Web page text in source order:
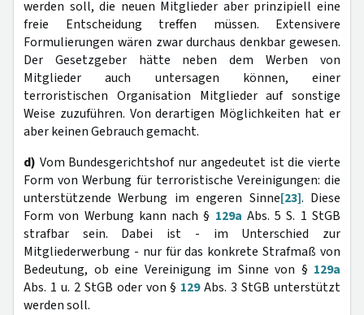
werden soll, die neuen Mitglieder aber prinzipiell eine
freie Entscheidung treffen müssen. Extensivere
Formulierungen wären zwar durchaus denkbar gewesen.
Der Gesetzgeber hätte neben dem Werben von
Mitglieder auch untersagen können, einer
terroristischen Organisation Mitglieder auf sonstige
Weise zuzuführen. Von derartigen Möglichkeiten hat er
aber keinen Gebrauch gemacht.
d) Vom Bundesgerichtshof nur angedeutet ist die vierte
Form von Werbung für terroristische Vereinigungen: die
unterstützende Werbung im engeren Sinne[23]. Diese
Form von Werbung kann nach § 129a Abs. 5 S. 1 StGB
strafbar sein. Dabei ist - im Unterschied zur
Mitgliederwerbung - nur für das konkrete Strafmaß von
Bedeutung, ob eine Vereinigung im Sinne von § 129a
Abs. 1 u. 2 StGB oder von § 129Abs. 3 StGB unterstützt
werden soll.